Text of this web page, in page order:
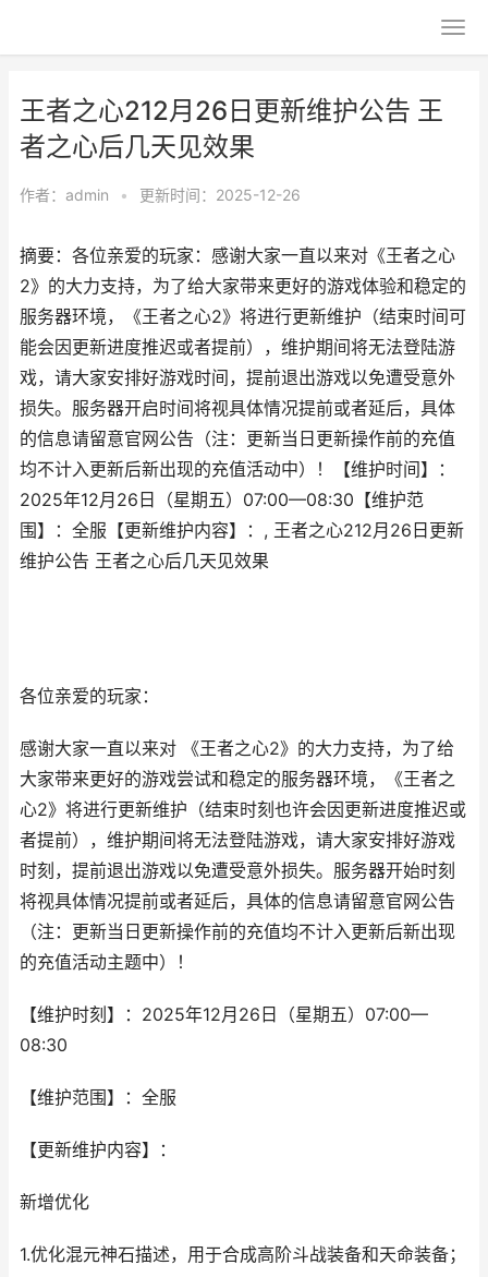
王者之心212月26日更新维护公告 王
者之心后几天见效果
作者： admin • 更新时间：2025-12-26
摘要：各位亲爱的玩家：感谢大家一直以来对《王者之心
2》的大力支持，为了给大家带来更好的游戏体验和稳定的
服务器环境，《王者之心2》将进行更新维护（结束时间可
能会因更新进度推迟或者提前），维护期间将无法登陆游
戏，请大家安排好游戏时间，提前退出游戏以免遭受意外
损失。服务器开启时间将视具体情况提前或者延后，具体
的信息请留意官网公告（注：更新当日更新操作前的充值
均不计入更新后新出现的充值活动中）！【维护时间】：
2025年12月26日（星期五）07:00—08:30【维护范
围】：全服【更新维护内容】：, 王者之心212月26日更新
维护公告 王者之心后几天见效果
各位亲爱的玩家：
感谢大家一直以来对 《王者之心2》的大力支持，为了给
大家带来更好的游戏尝试和稳定的服务器环境，《王者之
心2》将进行更新维护（结束时刻也许会因更新进度推迟或
者提前），维护期间将无法登陆游戏，请大家安排好游戏
时刻，提前退出游戏以免遭受意外损失。服务器开始时刻
将视具体情况提前或者延后，具体的信息请留意官网公告
（注：更新当日更新操作前的充值均不计入更新后新出现
的充值活动主题中）！
【维护时刻】：2025年12月26日（星期五）07:00—
08:30
【维护范围】：全服
【更新维护内容】：
新增优化
1.优化混元神石描述，用于合成高阶斗战装备和天命装备；